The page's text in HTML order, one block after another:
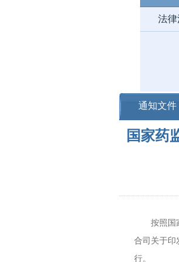
法
通知文件
国家药
按照国家
合司关于印
行。